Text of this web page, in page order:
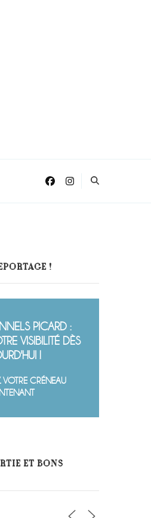
!
PICARD :
VISIBILITÉ DÈS
!
VOTRE CRÉNEAU
ET BONS